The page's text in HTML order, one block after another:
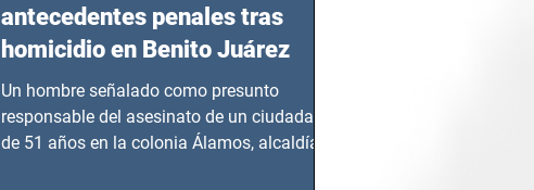
antecedentes penales tras
homicidio en Benito Juárez
Un hombre señalado como presunto
responsable del asesinato de un ciudadano
de 51 años en la colonia Álamos, alcaldía